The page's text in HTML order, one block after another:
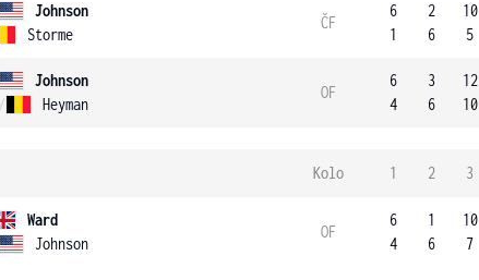
Johnson
Storme
ČF
6
1
2
6
10
5
Johnson
/ Heyman
OF
6
4
3
6
12
10
Kolo 1 2 3
Ward
Johnson
OF
6
4
1
6
10
7